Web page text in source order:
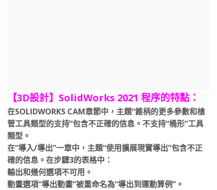
【3D設計】SolidWorks 2021 程序的特點：
在SOLIDWORKS CAM章節中，主題“錐柄的更多參數和槍
管工具類型的支持”包含不正確的信息。不支持“桶形”工具
類型。
在“導入/導出”一章中，主題“使用擴展現實導出”包含不正
確的信息。在步驟3的表格中：
輸出和幾何選項不可用。
動畫選項“導出動畫”被重命名為“導出到運動算例”。